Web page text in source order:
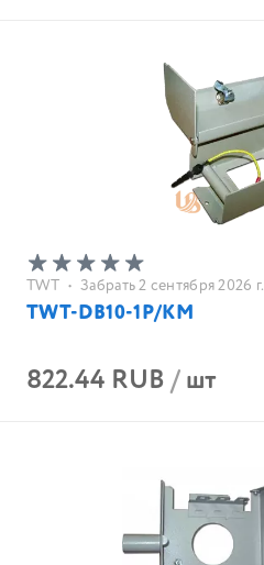
TWT • Забрать 2 сентября 2026 г.
TWT-DB10-1P/KM
822.44 RUB/шт